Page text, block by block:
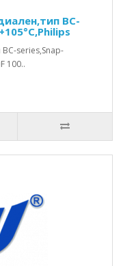
BC-
series,Snap-
100..